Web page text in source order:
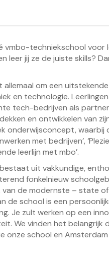
vmbo-techniekschool voor
leer jij ze de juiste skills?
allemaal om een
en technologie.
tech-bedrijven als
en ontwikkelen van
onderwijsconcept, waarbij
met bedrijven’,
leerlijn met mbo’.
uit vakkundige,
fonkelnieuw
van de modernste – state
de school is een
Je zult werken op een
We vinden het belangrijk
onze school en Amsterdam